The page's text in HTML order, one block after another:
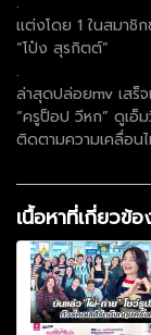
แต่งโดย 1 ในสมาชิ
“โป๋ง สุรกิตต์”
.
ล่าสุดปล่อยmv เสร็
“ครูป็อป วีหก” ดูเอ็
ติดตามความเคลื่อน
เนื้อหาที่เกี่ยวข้อ